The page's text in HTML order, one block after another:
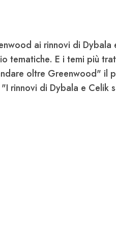
ai rinnovi di Dybala
tematiche. E i temi più
oltre Greenwood" il
rinnovi di Dybala e Celik